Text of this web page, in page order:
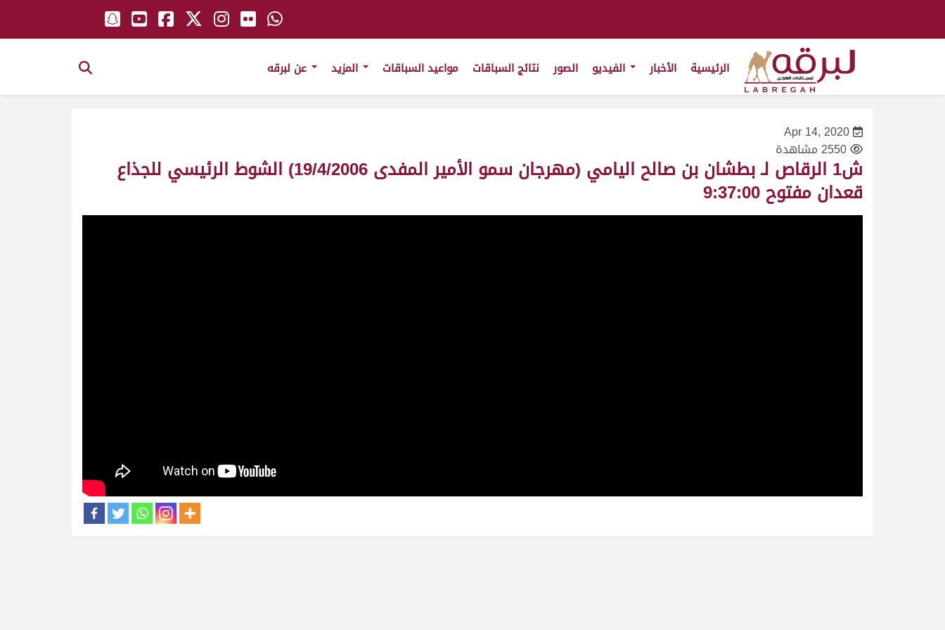
الرئيسية الأخبار الصور نتائج السباقات مواعيد السباقات
Apr 14, 2020
2550 مشاهدة
ش1 الرقاص لـ بطشان بن صالح اليامي (مهرجان سمو الأمير المفدى 19/4/2006) الشوط الرئيسي للجذاع
قعدان مفتوح 9:37:00